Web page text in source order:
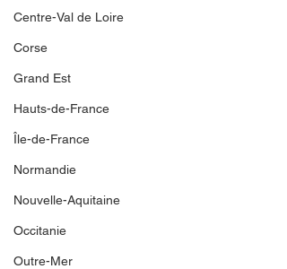
Centre-Val de Loire
Corse
Grand Est
Hauts-de-France
Île-de-France
Normandie
Nouvelle-Aquitaine
Occitanie
Outre-Mer